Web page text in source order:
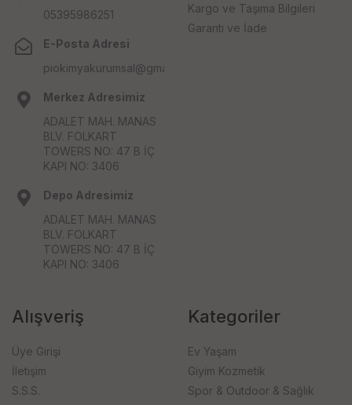
05395986251
E-Posta Adresi
piokimyakurumsal@gmail.com
Merkez Adresimiz
ADALET MAH. MANAS
BLV. FOLKART
TOWERS NO: 47 B İÇ
KAPI NO: 3406
Depo Adresimiz
ADALET MAH. MANAS
BLV. FOLKART
TOWERS NO: 47 B İÇ
KAPI NO: 3406
Kargo ve Taşıma Bilgileri
Garanti ve İade
Alışveriş
Üye Girişi
İletişim
S.S.S.
Kategoriler
Ev Yaşam
Giyim Kozmetik
Spor & Outdoor & Sağlık